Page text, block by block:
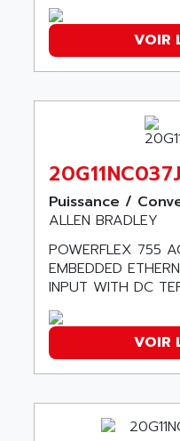
R6TXB
MOVIDYN
LEXIUM
SERVVODYN
SE50
LTD12
MDLS
ACMD2
PLS510
SERVOSTAR
ADEPT
ADES
ADL
ADL EUROTECH
ADLEE
ADLINK
ADLINK
ADM
ADMV
ADN PESAGE
ADTECH
VOIR
Puissance /
ALLEN BRADLEY
POWERFLEX 755
EMBEDDED
INPUT WITH DC
VOIR